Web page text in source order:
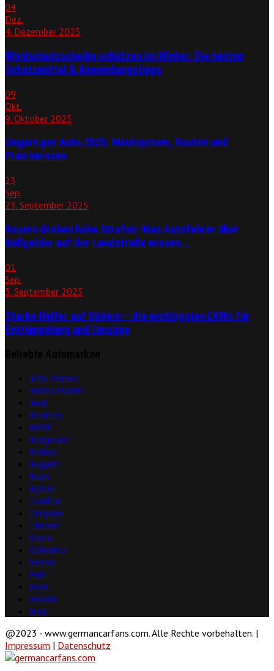
04
Dez.
4. Dezember 2025
Windschutzscheibe schützen im Winter: Die besten
Schutzmittel & Anwendungstipps
09
Okt.
9. Oktober 2025
Ungarn per Auto 2025: Mautsystem, Routen und
Praxiswissen
23
Sep.
23. September 2025
Rasern drohen hohe Strafen: Was Autofahrer über
Bußgelder auf der Landstraße wissen...
01
Sep.
3. September 2025
Starke Helfer auf Rädern – die wichtigsten LKWs für
Entrümpelung und Umzüge
Alfa Romeo
Aston Martin
Audi
Bentley
BMW
Borgward
Brabus
Bugatti
Buick
Byton
Cadillac
Chrysler
Citroën
Dacia
Daihatsu
Ferrari
Fiat
Ford
Honda
Jeep
@2023 - www.germancarfans.com. Alle Rechte vorbehalten. |
Impressum | Datenschutz